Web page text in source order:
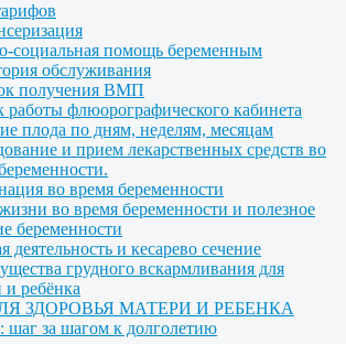
социальная помощь беременным
обслуживания
получения ВМП
работы флюорографического кабинета
плода по дням, неделям, месяцам
и прием лекарственных средств во
во время беременности
во время беременности и полезное
беременности
деятельность и кесарево сечение
грудного вскармливания для
и ребёнка
ЗДОРОВЬЯ МАТЕРИ И РЕБЕНКА
шаг за шагом к долголетию